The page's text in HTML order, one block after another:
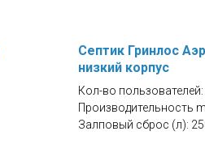
Септик Гринлос
низкий корпус
Кол-во пользователей:
Производительность
Залповый сброс (л):